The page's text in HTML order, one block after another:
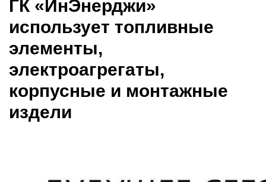
ГК «ИнЭнерджи»
использует топливные
элементы,
электроагрегаты,
корпусные и монтажные
издели